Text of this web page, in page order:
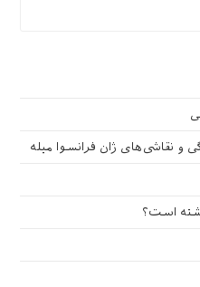
و نقاشی‌های ژان فرانسوا میله
است؟